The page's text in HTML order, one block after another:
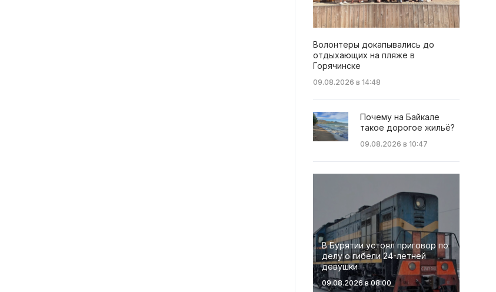
Волонтеры докапывались до
отдыхающих на пляже в
Горячинске
09.08.2026 в 14:48
Почему на Байкале
такое дорогое жильё?
09.08.2026 в 10:47
В Бурятии устоял приговор по
делу о гибели 24-летней
девушки
09.08.2026 в 08:00